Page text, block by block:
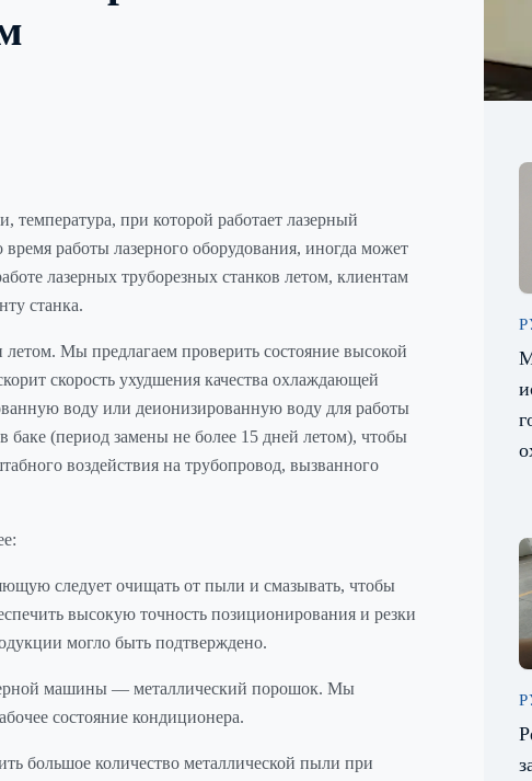
при которой работает лазерный
работы лазерного оборудования, иногда может
лазерных труборезных станков летом, клиентам
станка.
Мы предлагаем проверить состояние высокой
скорость ухудшения качества охлаждающей
воду или деионизированную воду для работы
баке (период замены не более 15 дней летом), чтобы
воздействия на трубопровод, вызванного
следует очищать от пыли и смазывать, чтобы
высокую точность позиционирования и резки
могло быть подтверждено.
машины — металлический порошок. Мы
состояние кондиционера.
большое количество металлической пыли при